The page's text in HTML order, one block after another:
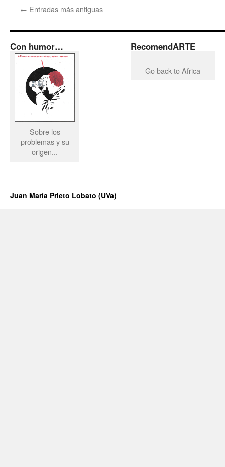
← Entradas más antiguas
Con humor…
Sobre los
problemas y su
origen...
RecomendARTE
Go back to Africa
Juan María Prieto Lobato (UVa)